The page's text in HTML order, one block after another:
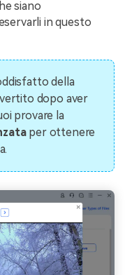
siano
in questo
della
dopo aver
provare la
per ottenere